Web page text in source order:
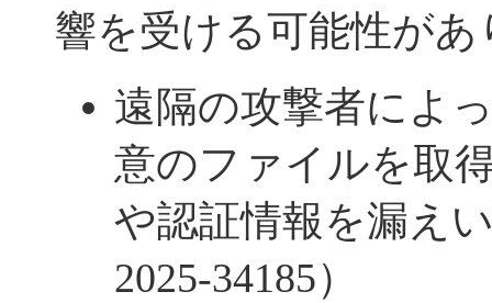
響を受ける可能性があ
遠隔の攻撃者によ
意のファイルを取
や認証情報を漏え
2025-34185）